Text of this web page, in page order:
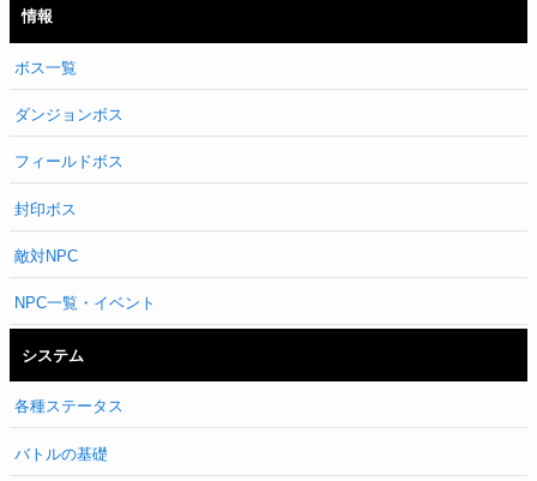
情報
ボス一覧
ダンジョンボス
フィールドボス
封印ボス
敵対NPC
NPC一覧・イベント
システム
各種ステータス
バトルの基礎